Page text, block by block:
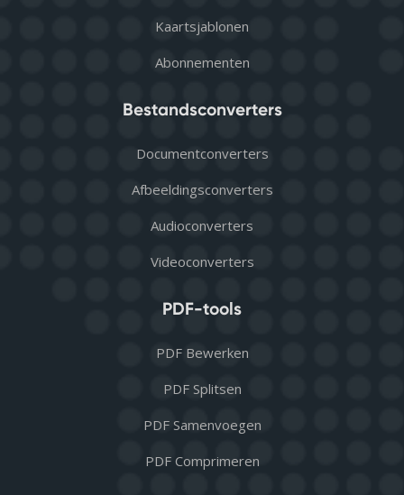
Kaartsjablonen
Abonnementen
Bestandsconverters
Documentconverters
Afbeeldingsconverters
Audioconverters
Videoconverters
PDF-tools
PDF Bewerken
PDF Splitsen
PDF Samenvoegen
PDF Comprimeren